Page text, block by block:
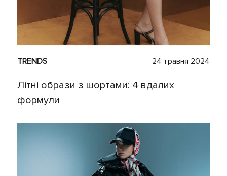
TRENDS 24 травня 2024
Літні образи з шортами: 4 вдалих
формули